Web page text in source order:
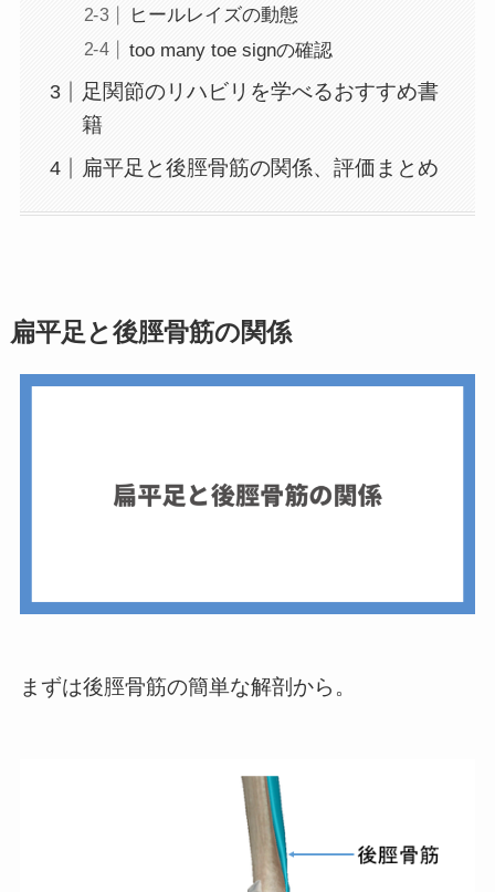
ヒールレイズの動態
too many toe signの確認
足関節のリハビリを学べるおすすめ書
籍
扁平足と後脛骨筋の関係、評価まとめ
扁平足と後脛骨筋の関係
まずは後脛骨筋の簡単な解剖から。